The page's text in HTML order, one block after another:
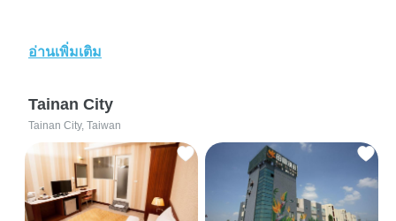
อ่านเพิ่มเติม
Tainan City
Tainan City, Taiwan